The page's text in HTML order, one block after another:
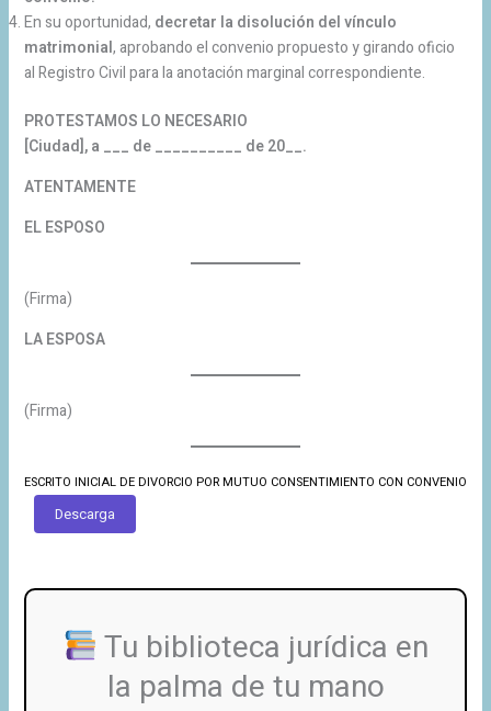
En su oportunidad, decretar la disolución del vínculo
matrimonial, aprobando el convenio propuesto y girando oficio
al Registro Civil para la anotación marginal correspondiente.
PROTESTAMOS LO NECESARIO
[Ciudad], a ___ de __________ de 20__.
ATENTAMENTE
EL ESPOSO
(Firma)
LA ESPOSA
(Firma)
ESCRITO INICIAL DE DIVORCIO POR MUTUO CONSENTIMIENTO CON CONVENIO
Descarga
Tu biblioteca jurídica en
la palma de tu mano